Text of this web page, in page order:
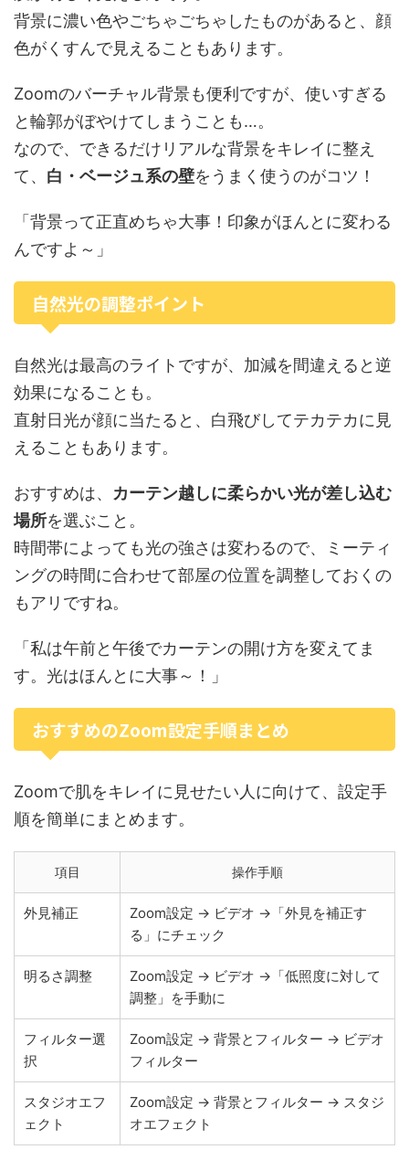
背景に濃い色やごちゃごちゃしたものがあると、顔
色がくすんで見えることもあります。
Zoomのバーチャル背景も便利ですが、使いすぎる
と輪郭がぼやけてしまうことも…。
なので、できるだけリアルな背景をキレイに整え
て、 白・ベージュ系の壁をうまく使うのがコツ！
「背景って正直めちゃ大事！印象がほんとに変わる
んですよ～」
自然光の調整ポイント
自然光は最高のライトですが、加減を間違えると逆
効果になることも。
直射日光が顔に当たると、白飛びしてテカテカに見
えることもあります。
おすすめは、 カーテン越しに柔らかい光が差し込む
場所を選ぶこと。
時間帯によっても光の強さは変わるので、ミーティ
ングの時間に合わせて部屋の位置を調整しておくの
もアリですね。
「私は午前と午後でカーテンの開け方を変えてま
す。光はほんとに大事～！」
おすすめのZoom設定手順まとめ
Zoomで肌をキレイに見せたい人に向けて、設定手
順を簡単にまとめます。
項目 操作手順
外見補正
Zoom設定 → ビデオ →「外見を補正す
る」にチェック
明るさ調整
Zoom設定 → ビデオ →「低照度に対して
調整」を手動に
フィルター選
択
Zoom設定 → 背景とフィルター → ビデオ
フィルター
スタジオエフ
ェクト
Zoom設定 → 背景とフィルター → スタジ
オエフェクト